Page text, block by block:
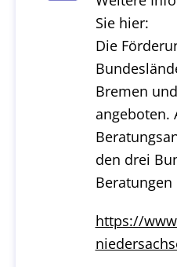
Sie hier:
Die
Bremen
angeboten.
den drei
https://